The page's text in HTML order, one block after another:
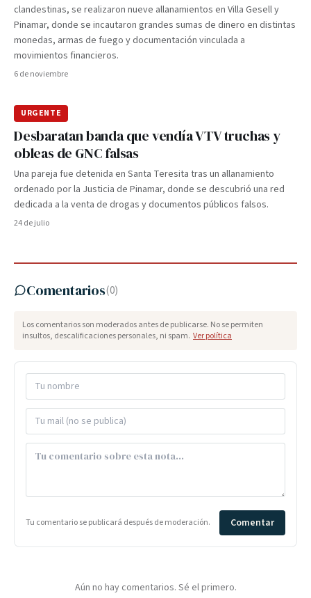
clandestinas, se realizaron nueve allanamientos en Villa Gesell y
Pinamar, donde se incautaron grandes sumas de dinero en distintas
monedas, armas de fuego y documentación vinculada a
movimientos financieros.
6 de noviembre
URGENTE
Desbaratan banda que vendía VTV truchas y
obleas de GNC falsas
Una pareja fue detenida en Santa Teresita tras un allanamiento
ordenado por la Justicia de Pinamar, donde se descubrió una red
dedicada a la venta de drogas y documentos públicos falsos.
24 de julio
Comentarios(0)
Los comentarios son moderados antes de publicarse. No se permiten
insultos, descalificaciones personales, ni spam. Ver política
Tu comentario se publicará después de moderación. Comentar
Aún no hay comentarios. Sé el primero.